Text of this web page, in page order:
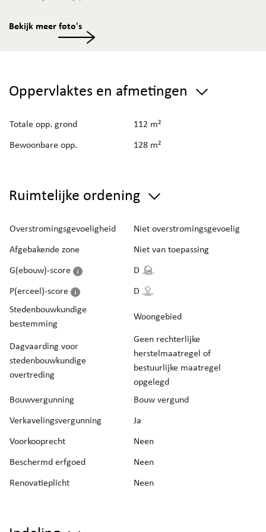
uwgratis schattingaan via de website van Immo Deboo.
Bekijk meer foto's
Oppervlaktes en afmetingen
Totale opp. grond
112 m²
Bewoonbare opp.
128 m²
Ruimtelijke ordening
Overstromingsgevoeligheid
Niet overstromingsgevoelig
Afgebakende zone
Niet van toepassing
G(ebouw)-score
D
P(erceel)-score
D
Stedenbouwkundige
bestemming
Woongebied
Dagvaarding voor
stedenbouwkundige
overtreding
Geen rechterlijke
herstelmaatregel of
bestuurlijke maatregel
opgelegd
Bouwvergunning
Bouw vergund
Verkavelingsvergunning
Ja
Voorkooprecht
Neen
Beschermd erfgoed
Neen
Renovatieplicht
Neen